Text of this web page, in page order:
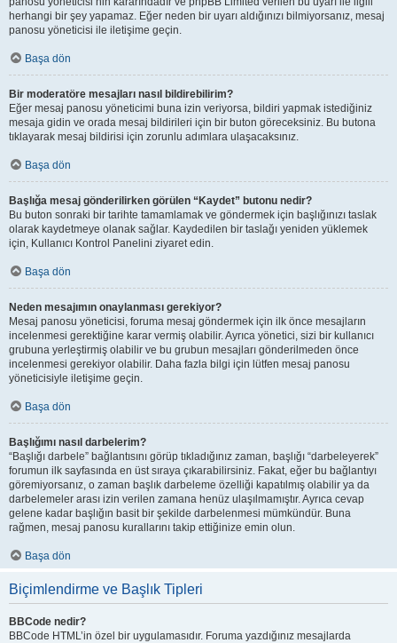
herhangi bir şey yapamaz. Eğer neden bir uyarı aldığınızı bilmiyorsanız, mesaj
panosu yöneticisi ile iletişime geçin.
Başa dön
Bir moderatöre mesajları nasıl bildirebilirim?
Eğer mesaj panosu yöneticimi buna izin veriyorsa, bildiri yapmak istediğiniz
mesaja gidin ve orada mesaj bildirileri için bir buton göreceksiniz. Bu butona
tıklayarak mesaj bildirisi için zorunlu adımlara ulaşacaksınız.
Başa dön
Başlığa mesaj gönderilirken görülen “Kaydet” butonu nedir?
Bu buton sonraki bir tarihte tamamlamak ve göndermek için başlığınızı taslak
olarak kaydetmeye olanak sağlar. Kaydedilen bir taslağı yeniden yüklemek
için, Kullanıcı Kontrol Panelini ziyaret edin.
Başa dön
Neden mesajımın onaylanması gerekiyor?
Mesaj panosu yöneticisi, foruma mesaj göndermek için ilk önce mesajların
incelenmesi gerektiğine karar vermiş olabilir. Ayrıca yönetici, sizi bir kullanıcı
grubuna yerleştirmiş olabilir ve bu grubun mesajları gönderilmeden önce
incelenmesi gerekiyor olabilir. Daha fazla bilgi için lütfen mesaj panosu
yöneticisiyle iletişime geçin.
Başa dön
Başlığımı nasıl darbelerim?
“Başlığı darbele” bağlantısını görüp tıkladığınız zaman, başlığı “darbeleyerek”
forumun ilk sayfasında en üst sıraya çıkarabilirsiniz. Fakat, eğer bu bağlantıyı
göremiyorsanız, o zaman başlık darbeleme özelliği kapatılmış olabilir ya da
darbelemeler arası izin verilen zamana henüz ulaşılmamıştır. Ayrıca cevap
gelene kadar başlığın basit bir şekilde darbelenmesi mümkündür. Buna
rağmen, mesaj panosu kurallarını takip ettiğinize emin olun.
Başa dön
Biçimlendirme ve Başlık Tipleri
BBCode nedir?
BBCode HTML’in özel bir uygulamasıdır. Foruma yazdığınız mesajlarda